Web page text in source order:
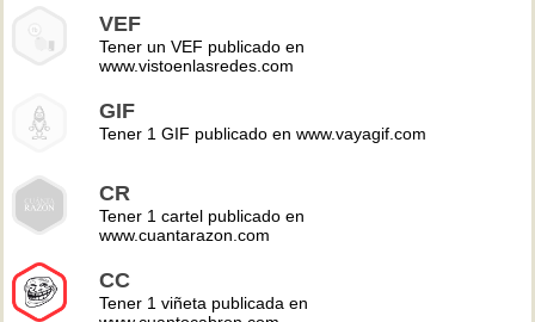
VEF
Tener un VEF publicado en
www.vistoenlasredes.com
GIF
Tener 1 GIF publicado en www.vayagif.com
CR
Tener 1 cartel publicado en
www.cuantarazon.com
CC
Tener 1 viñeta publicada en